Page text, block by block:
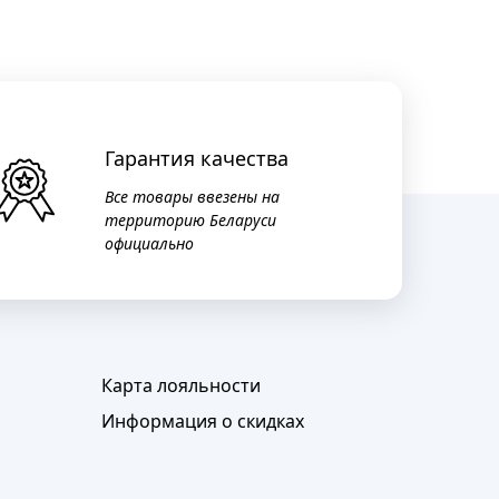
Гарантия качества
Все товары ввезены на
территорию Беларуси
официально
Карта лояльности
Информация о скидках